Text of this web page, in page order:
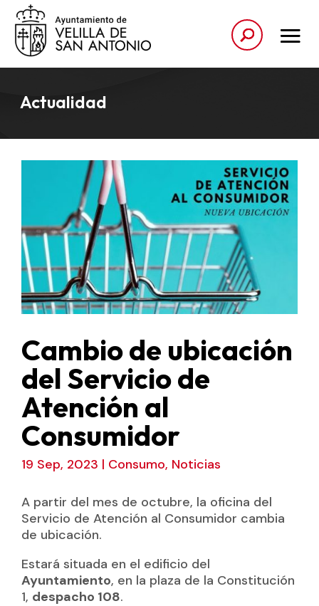
Actualidad
Cambio de ubicación
del Servicio de
Atención al
Consumidor
19 Sep, 2023 | Consumo, Noticias
A partir del mes de octubre, la oficina del
Servicio de Atención al Consumidor cambia
de ubicación.
Estará situada en el edificio del
Ayuntamiento, en la plaza de la Constitución
1, despacho 108.